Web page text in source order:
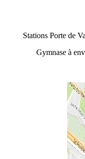
Stations Porte de
Gymnase à